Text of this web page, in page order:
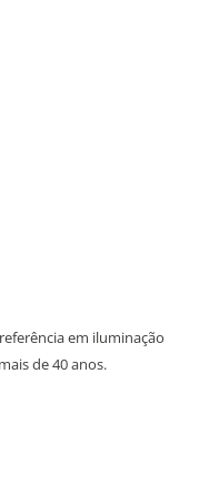
em iluminação
de 40 anos.